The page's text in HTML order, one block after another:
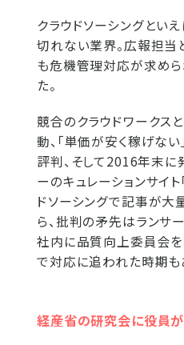
クラウドソーシングといえ
切れない業界。広報担当
も危機管理対応が求め
た。
競合のクラウドワークス
動、「単価が安く稼げない
評判、そして2016年末に
ーのキュレーションサイト
ドソーシングで記事が大
ら、批判の矛先はランサ
社内に品質向上委員会
で対応に追われた時期も
経産省の研究会に役員